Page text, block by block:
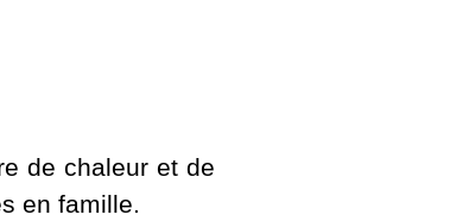
de chaleur et de
en famille.